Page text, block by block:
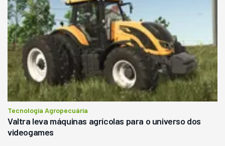
Tecnologia Agropecuária
Valtra leva máquinas agrícolas para o universo dos
videogames